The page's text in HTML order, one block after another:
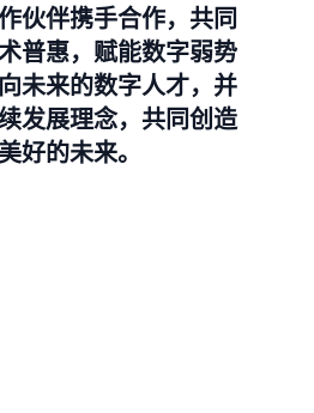
伙伴携手合作，共同
普惠，赋能数字弱势
未来的数字人才，并
发展理念，共同创造
好的未来。